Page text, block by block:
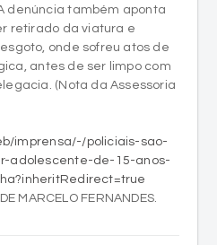
denúncia também aponta
retirado da viatura e
onde sofreu atos de
antes de ser limpo com
(Nota da Assessoria
imprensa/-/policiais-sao-
adolescente-de-15-anos-
MARCELO FERNANDES.